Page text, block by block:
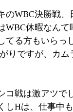
のWBC決勝戦
WBC休暇なん
てる方もいらっ
りですが、カ
コ戦は激アツで
しHは、仕事中